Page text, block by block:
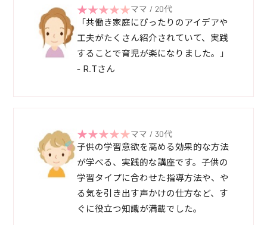
ママ / 20代
「共働き家庭にぴったりのアイデアや
工夫がたくさん紹介されていて、実践
することで育児が楽になりました。」
- R.Tさん
ママ / 30代
子供の学習意欲を高める効果的な方法
が学べる、実践的な講座です。子供の
学習タイプに合わせた指導方法や、や
る気を引き出す声かけの仕方など、す
ぐに役立つ知識が満載でした。